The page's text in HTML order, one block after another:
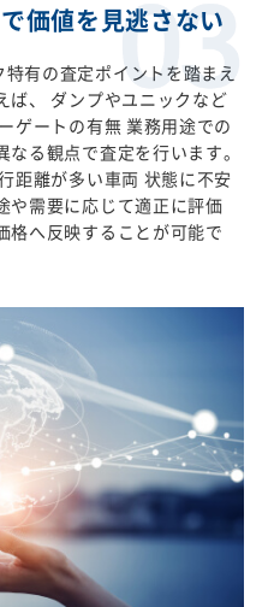
価値を見逃さない
有の査定ポイントを踏まえ
ば、 ダンプやユニックなど
ゲートの有無 業務用途での
る観点で査定を行います。
距離が多い車両 状態に不安
や需要に応じて適正に評価
格へ反映することが可能で